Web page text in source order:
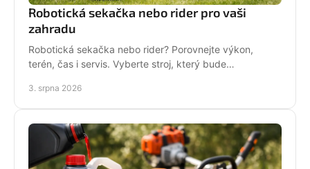
Robotická sekačka nebo rider pro vaši
zahradu
Robotická sekačka nebo rider? Porovnejte výkon,
terén, čas i servis. Vyberte stroj, který bude
sezónu.
3. srpna 2026